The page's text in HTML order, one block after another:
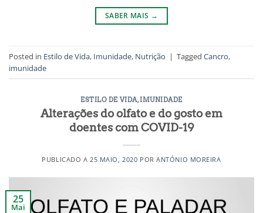
SABER MAIS →
Posted in Estilo de Vida, Imunidade, Nutrição | Tagged Cancro,
imunidade
ESTILO DE VIDA,IMUNIDADE
Alterações do olfato e do gosto em
doentes com COVID-19
PUBLICADO A 25 MAIO, 2020 PORANTÓNIO MOREIRA
25
Mai